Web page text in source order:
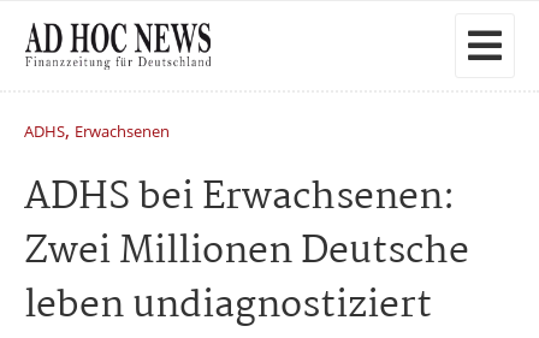
ADHS, Erwachsenen
ADHS bei Erwachsenen:
Zwei Millionen Deutsche
leben undiagnostiziert